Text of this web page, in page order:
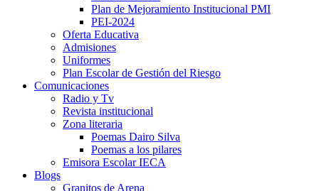
Plan de Mejoramiento Institucional PMI
PEI-2024
Oferta Educativa
Admisiones
Uniformes
Plan Escolar de Gestión del Riesgo
Comunicaciones
Radio y Tv
Revista institucional
Zona literaria
Poemas Dairo Silva
Poemas a los pilares
Emisora Escolar IECA
Blogs
Granitos de Arena